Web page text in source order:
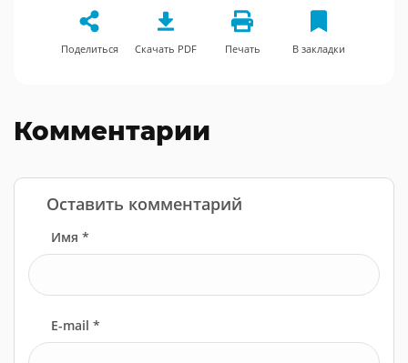
Поделиться Скачать PDF Печать В закладки
Комментарии
Оставить комментарий
Имя *
E-mail *